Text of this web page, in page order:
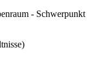
- Schwerpunkt